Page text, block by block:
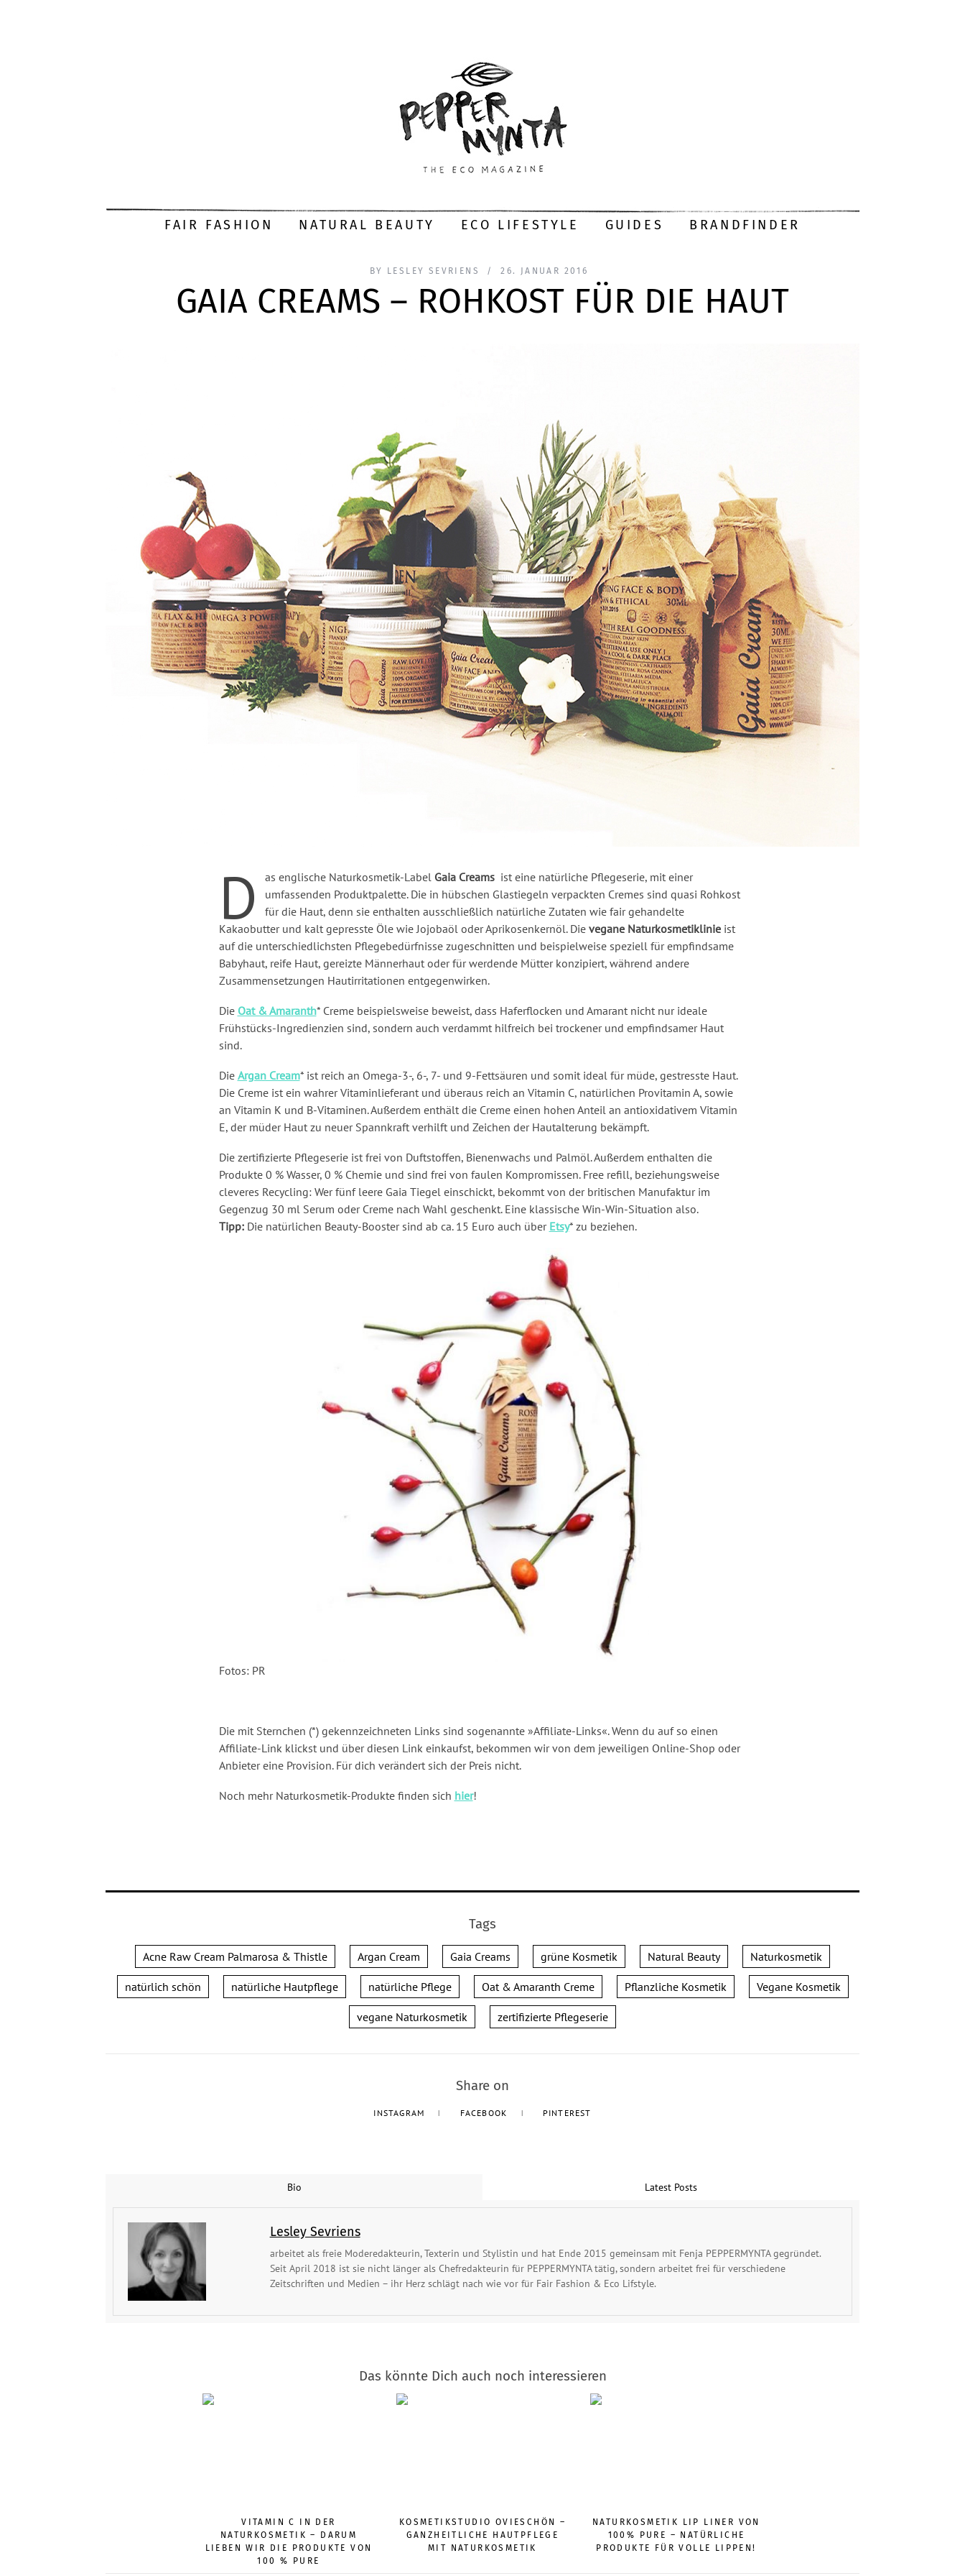
FAIR FASHION NATURAL BEAUTY ECO LIFESTYLE GUIDES BRANDFINDER
BY LESLEY SEVRIENS 26. JANUAR 2016
GAIA CREAMS – ROHKOST FÜR DIE HAUT
D as englische Naturkosmetik-Label Gaia Creamsist eine natürliche Pflegeserie, mit einer
umfassenden Produktpalette. Die in hübschen Glastiegeln verpackten Cremes sind quasi Rohkost
für die Haut, denn sie enthalten ausschließlich natürliche Zutaten wie fair gehandelte
Kakaobutter und kalt gepresste Öle wie Jojobaöl oder Aprikosenkernöl. Die vegane Naturkosmetiklinieist
auf die unterschiedlichsten Pflegebedürfnisse zugeschnitten und beispielweise speziell für empfindsame
Babyhaut, reife Haut, gereizte Männerhaut oder für werdende Mütter konzipiert, während andere
Zusammensetzungen Hautirritationen entgegenwirken.
Die Oat & Amaranth* Creme beispielsweise beweist, dass Haferflocken und Amarant nicht nur ideale
Frühstücks-Ingredienzien sind, sondern auch verdammt hilfreich bei trockener und empfindsamer Haut
sind.
Die Argan Cream* ist reich an Omega-3-, 6-, 7- und 9-Fettsäuren und somit ideal für müde, gestresste Haut.
Die Creme ist ein wahrer Vitaminlieferant und überaus reich an Vitamin C, natürlichen Provitamin A, sowie
an Vitamin K und B-Vitaminen. Außerdem enthält die Creme einen hohen Anteil an antioxidativem Vitamin
E, der müder Haut zu neuer Spannkraft verhilft und Zeichen der Hautalterung bekämpft.
Die zertifizierte Pflegeserie ist frei von Duftstoffen, Bienenwachs und Palmöl. Außerdem enthalten die
Produkte 0 % Wasser, 0 % Chemie und sind frei von faulen Kompromissen. Free refill, beziehungsweise
cleveres Recycling: Wer fünf leere Gaia Tiegel einschickt, bekommt von der britischen Manufaktur im
Gegenzug 30 ml Serum oder Creme nach Wahl geschenkt. Eine klassische Win-Win-Situation also.
Tipp:Die natürlichen Beauty-Booster sind ab ca. 15 Euro auch über Etsy* zu beziehen.
Fotos: PR
Die mit Sternchen (*) gekennzeichneten Links sind sogenannte »Affiliate-Links«. Wenn du auf so einen
Affiliate-Link klickst und über diesen Link einkaufst, bekommen wir von dem jeweiligen Online-Shop oder
Anbieter eine Provision. Für dich verändert sich der Preis nicht.
Noch mehr Naturkosmetik-Produkte finden sich hier!
Tags
Acne Raw Cream Palmarosa & Thistle Argan Cream Gaia Creams grüne Kosmetik Natural Beauty Naturkosmetik
natürlich schön natürliche Hautpflege natürliche Pflege Oat & Amaranth Creme Pflanzliche Kosmetik Vegane Kosmetik
vegane Naturkosmetik zertifizierte Pflegeserie
Share on
INSTAGRAM FACEBOOK PINTEREST
Bio Latest Posts
Lesley Sevriens
arbeitet als freie Moderedakteurin, Texterin und Stylistin und hat Ende 2015 gemeinsam mit Fenja PEPPERMYNTA gegründet.
Seit April 2018 ist sie nicht länger als Chefredakteurin für PEPPERMYNTA tätig, sondern arbeitet frei für verschiedene
Zeitschriften und Medien – ihr Herz schlägt nach wie vor für Fair Fashion & Eco Lifstyle.
Das könnte Dich auch noch interessieren
VITAMIN C IN DER
NATURKOSMETIK – DARUM
LIEBEN WIR DIE PRODUKTE VON
100 % PURE
KOSMETIKSTUDIO OVIESCHÖN –
GANZHEITLICHE HAUTPFLEGE
MIT NATURKOSMETIK
NATURKOSMETIK LIP LINER VON
100% PURE – NATÜRLICHE
PRODUKTE FÜR VOLLE LIPPEN!